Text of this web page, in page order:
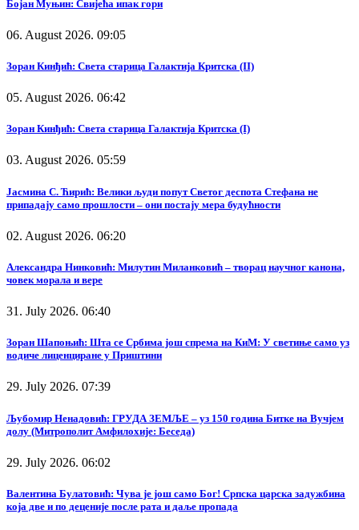
Бојан Муњин: Свијећа ипак гори
06. August 2026. 09:05
Зоран Кинђић: Света старица Галактија Критска (II)
05. August 2026. 06:42
Зоран Кинђић: Света старица Галактија Критска (I)
03. August 2026. 05:59
Јасмина С. Ћирић: Велики људи попут Светог деспота Стефана не
припадају само прошлости – они постају мера будућности
02. August 2026. 06:20
Александра Нинковић: Милутин Миланковић – творац научног канона,
човек морала и вере
31. July 2026. 06:40
Зоран Шапоњић: Шта се Србима још спрема на КиМ: У светиње само уз
водиче лиценциране у Приштини
29. July 2026. 07:39
Љубомир Ненадовић: ГРУДА ЗЕМЉЕ – уз 150 година Битке на Вучјем
долу (Митрополит Амфилохије: Беседа)
29. July 2026. 06:02
Валентина Булатовић: Чува је још само Бог! Српска царска задужбина
која две и по деценије после рата и даље пропада